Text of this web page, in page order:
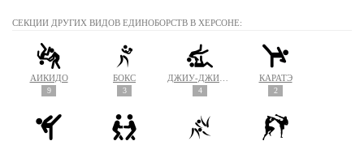
СЕКЦИИ ДРУГИХ ВИДОВ ЕДИНОБОРСТВ В ХЕРСОНЕ:
АЙКИДО
9
БОКС
3 4
КАРАТЭ
2